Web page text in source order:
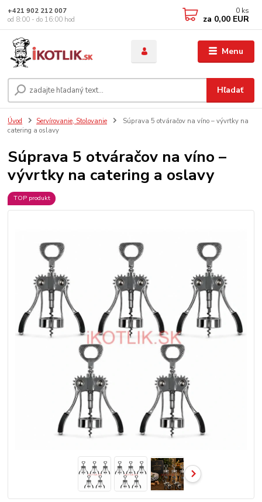
Menu
Hľadať
+421 902 212 007
od 8:00 - do 16:00 hod
0 ks
za 0,00 EUR
Úvod Servírovanie, Stolovanie
Súprava 5 otváračov na víno – vývrtky na
catering a oslavy
Súprava 5 otváračov na víno –
vývrtky na catering a oslavy
TOP produkt